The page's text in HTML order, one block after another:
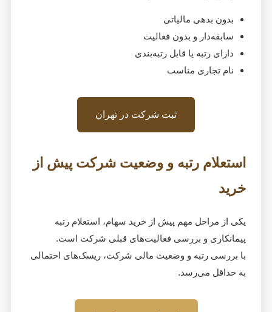
بدون بدهی مالیاتی
سابقه‌دار و بدون فعالیت
دارای رتبه یا قابل رتبه‌بندی
نام تجاری مناسب
ثبت شرکت در تهران
استعلام رتبه و وضعیت شرکت پیش از
خرید
یکی از مراحل مهم پیش از خرید سهام، استعلام رتبه
پیمانکاری و بررسی فعالیت‌های قبلی شرکت است.
با بررسی رتبه و وضعیت مالی شرکت، ریسک‌های احتمالی
به حداقل می‌رسد.